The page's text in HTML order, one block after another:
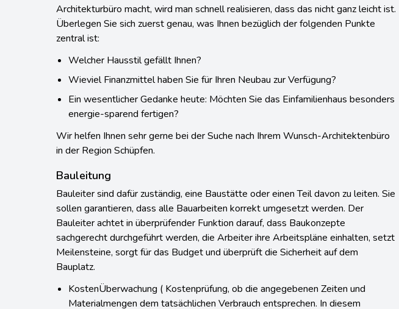
Architekturbüro macht, wird man schnell realisieren, dass das nicht ganz leicht ist.
Überlegen Sie sich zuerst genau, was Ihnen bezüglich der folgenden Punkte
zentral ist:
Welcher Hausstil gefällt Ihnen?
Wieviel Finanzmittel haben Sie für Ihren Neubau zur Verfügung?
Ein wesentlicher Gedanke heute: Möchten Sie das Einfamilienhaus besonders
energie-sparend fertigen?
Wir helfen Ihnen sehr gerne bei der Suche nach Ihrem Wunsch-Architektenbüro
in der Region Schüpfen.
Bauleitung
Bauleiter sind dafür zuständig, eine Baustätte oder einen Teil davon zu leiten. Sie
sollen garantieren, dass alle Bauarbeiten korrekt umgesetzt werden. Der
Bauleiter achtet in überprüfender Funktion darauf, dass Baukonzepte
sachgerecht durchgeführt werden, die Arbeiter ihre Arbeitspläne einhalten, setzt
Meilensteine, sorgt für das Budget und überprüft die Sicherheit auf dem
Bauplatz.
KostenÜberwachung ( Kostenprüfung, ob die angegebenen Zeiten und
Materialmengen dem tatsächlichen Verbrauch entsprechen. In diesem